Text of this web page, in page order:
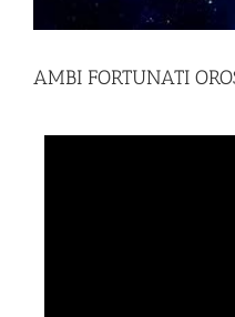
AMBI FORTUNATI